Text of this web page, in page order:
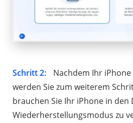
Schritt 2:
Nachdem Ihr
werden Sie zum weiterem
brauchen Sie Ihr iPhone in den
Wiederherstellungsmodus zu